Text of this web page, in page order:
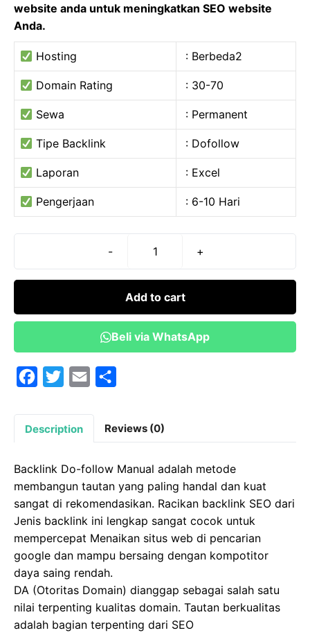
5
website anda untuk meningkatkan SEO website
Anda.
Hosting : Berbeda2
Domain Rating : 30-70
Sewa : Permanent
Tipe Backlink : Dofollow
Laporan : Excel
Pengerjaan : 6-10 Hari
-
Paket
Backlink
quantity
+
Add to cart
Beli via WhatsApp
c
o
o
k
i
e
r
a
r
Description Reviews (0)
Backlink Do-follow Manual adalah metode
membangun tautan yang paling handal dan kuat
sangat di rekomendasikan. Racikan backlink SEO dari
Jenis backlink ini lengkap sangat cocok untuk
mempercepat Menaikan situs web di pencarian
google dan mampu bersaing dengan kompotitor
daya saing rendah.
DA (Otoritas Domain) dianggap sebagai salah satu
nilai terpenting kualitas domain. Tautan berkualitas
adalah bagian terpenting dari SEO